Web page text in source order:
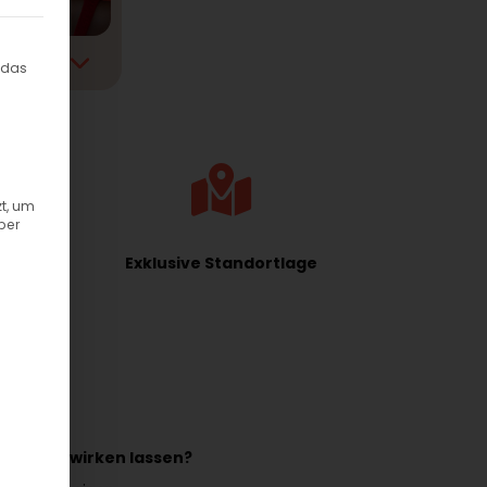
Exklusive Standortlage
wirken lassen?
kann. Die erste Service-Gruppe ist essenziell und kann
um